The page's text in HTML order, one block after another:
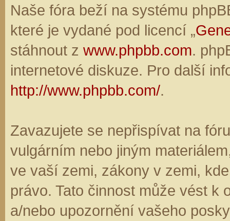
Naše fóra beží na systému
které je vydané pod licencí „
stáhnout z www.phpbb.com.
internetové diskuze. Pro další
http://www.phpbb.com/.
Zavazujete se nepřispívat na
vulgárním nebo jiným
ve vaší zemi, zákony v zemi,
právo. Tato činnost může vést k
a/nebo upozornění vašeho